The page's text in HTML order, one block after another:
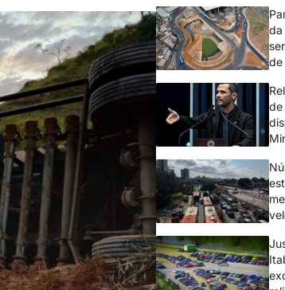
da
de
de